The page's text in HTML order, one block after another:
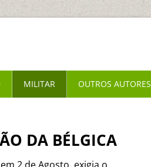
DA BÉLGICA
MILITAR OUTROS AUTORES